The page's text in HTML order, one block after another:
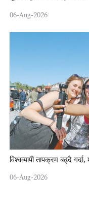
06-Aug-2026
विश्वव्यापी तापक्रम बढ्दै
06-Aug-2026